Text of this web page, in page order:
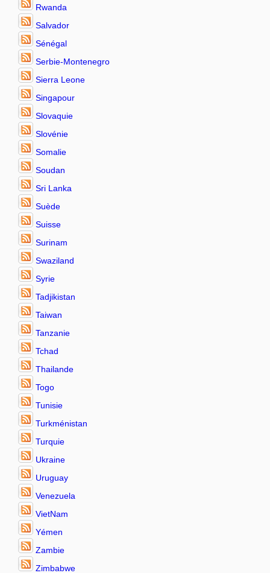
Rwanda
Salvador
Sénégal
Serbie-Montenegro
Sierra Leone
Singapour
Slovaquie
Slovénie
Somalie
Soudan
Sri Lanka
Suède
Suisse
Surinam
Swaziland
Syrie
Tadjikistan
Taiwan
Tanzanie
Tchad
Thailande
Togo
Tunisie
Turkménistan
Turquie
Ukraine
Uruguay
Venezuela
VietNam
Yémen
Zambie
Zimbabwe